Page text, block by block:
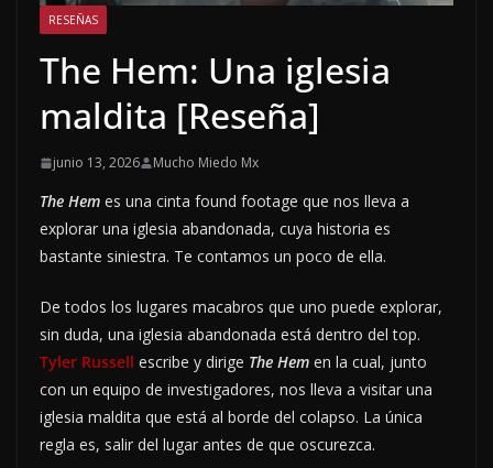
RESEÑAS
The Hem: Una iglesia
maldita [Reseña]
junio 13, 2026 Mucho Miedo Mx
The Hem es una cinta found footage que nos lleva a
explorar una iglesia abandonada, cuya historia es
bastante siniestra. Te contamos un poco de ella.
De todos los lugares macabros que uno puede explorar,
sin duda, una iglesia abandonada está dentro del top.
Tyler Russell escribe y dirige The Hem en la cual, junto
con un equipo de investigadores, nos lleva a visitar una
iglesia maldita que está al borde del colapso. La única
regla es, salir del lugar antes de que oscurezca.